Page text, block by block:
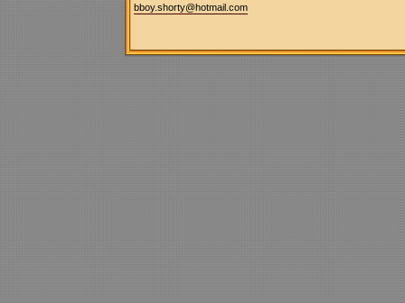
bboy.shorty@hotmail.com